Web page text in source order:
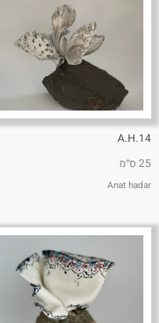
A.H.14
25 ס״מ
Anat hadar